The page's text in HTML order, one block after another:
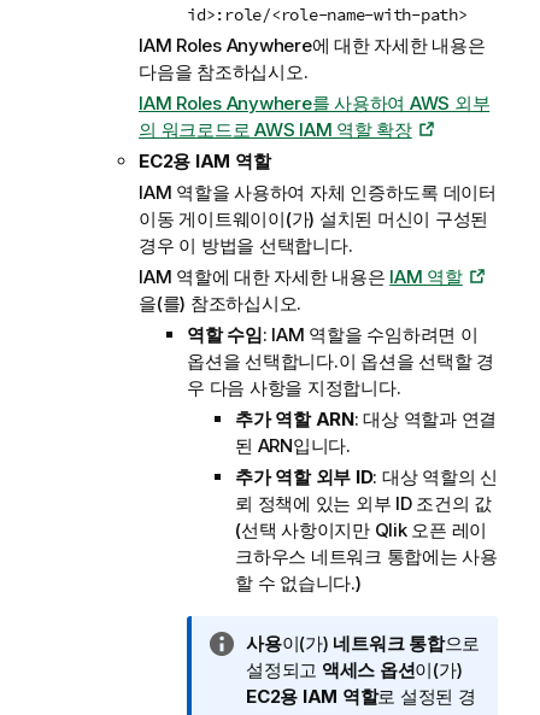
id>:role/<role-name-with-path>
IAM Roles Anywhere에 대한 자세한 내용은
다음을 참조하십시오.
IAM Roles Anywhere를 사용하여 AWS 외부
의 워크로드로 AWS IAM 역할 확장
EC2용 IAM 역할
IAM 역할을 사용하여 자체 인증하도록 데이터
이동 게이트웨이이(가) 설치된 머신이 구성된
경우 이 방법을 선택합니다.
IAM 역할에 대한 자세한 내용은 IAM 역할
을(를) 참조하십시오.
역할 수임: IAM 역할을 수임하려면 이
옵션을 선택합니다.이 옵션을 선택할 경
우 다음 사항을 지정합니다.
추가 역할 ARN: 대상 역할과 연결
된 ARN입니다.
추가 역할 외부 ID: 대상 역할의 신
뢰 정책에 있는 외부 ID 조건의 값
(선택 사항이지만 Qlik 오픈 레이
크하우스 네트워크 통합에는 사용
할 수 없습니다.)
정
보
메
사용이(가) 네트워크 통합으로
설정되고 액세스 옵션이(가)
EC2용 IAM 역할로 설정된 경